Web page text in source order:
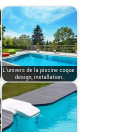
L’univers de la piscine coque :
design, installation…